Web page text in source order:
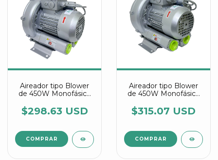
Aireador tipo Blower
de 450W Monofásico
7AV15
$298.63 USD
Aireador tipo Blower
de 450W Monofásico
7AV15
$315.07 USD